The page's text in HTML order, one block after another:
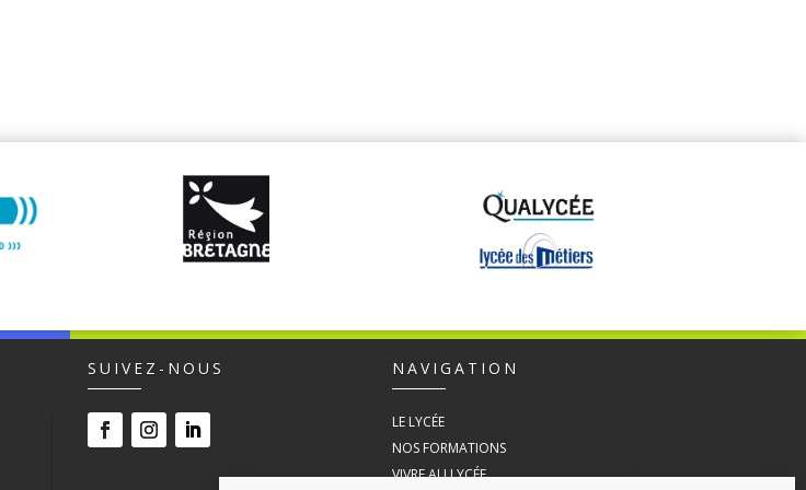
SUIVEZ-NOUS NAVIGATION
LE LYCÉE
NOS FORMATIONS
VIVRE AU LYCÉE